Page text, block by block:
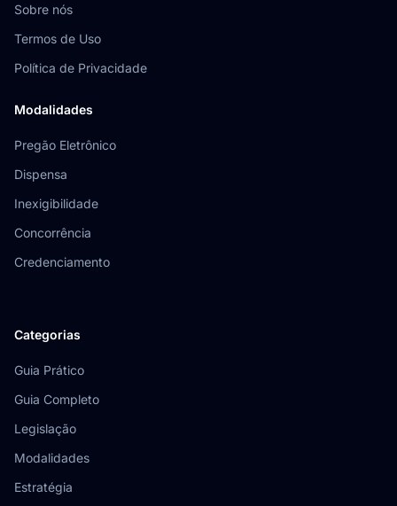
Sobre nós
Termos de Uso
Política de Privacidade
Modalidades
Pregão Eletrônico
Dispensa
Inexigibilidade
Concorrência
Credenciamento
Categorias
Guia Prático
Guia Completo
Legislação
Modalidades
Estratégia